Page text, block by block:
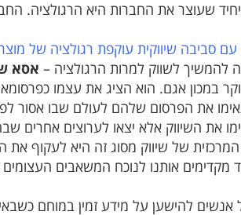
שיווקית עוקפת רגולציה של
אסא
במכון אגם. הוא הציג את עצמו
את הפרסום שלהם לעולם שבו אסור
את השיווק אלא יצאו לערוצים אחרים
המרכזית של שיווק מסוג זה היא לעקוף
מקדימים אותנו לנוכח המשאבים